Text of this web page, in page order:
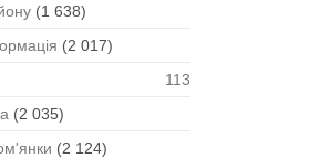
(1 638)
(2 017)
113
(2 035)
(2 124)